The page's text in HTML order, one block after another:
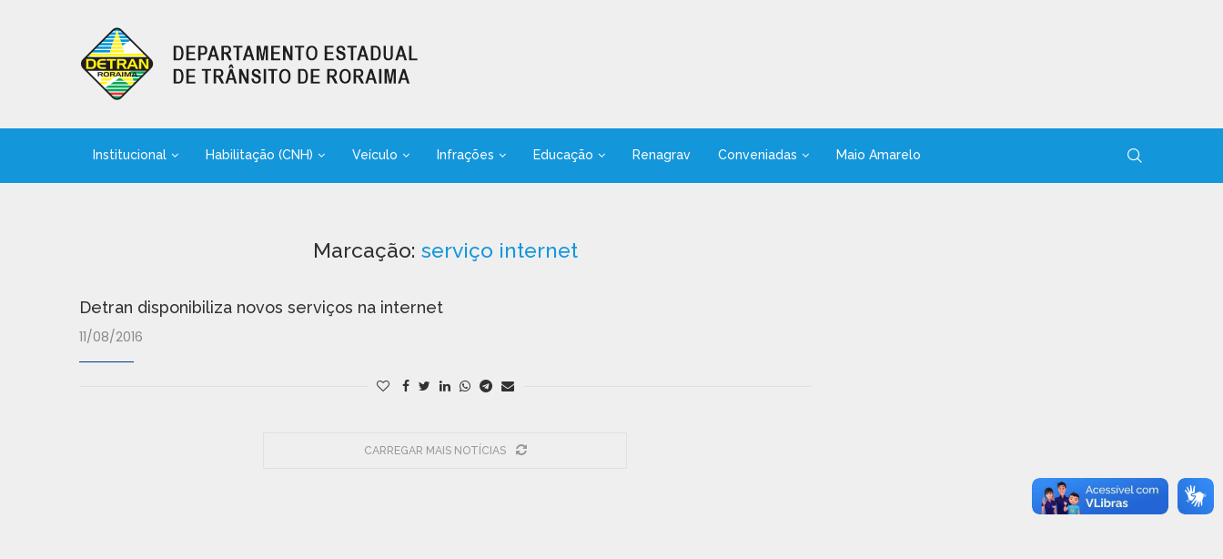
Institucional Habilitação (CNH) Veículo Infrações Educação Renagrav Conveniadas Maio Amarelo
Marcação: serviço internet
Detran disponibiliza novos serviços na internet
11/08/2016
CARREGAR MAIS NOTÍCIAS